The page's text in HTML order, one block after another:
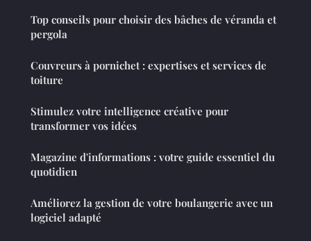
Top conseils pour choisir des bâches de véranda et
pergola
Couvreurs à pornichet : expertises et services de
toiture
Stimulez votre intelligence créative pour
transformer vos idées
Magazine d'informations : votre guide essentiel du
quotidien
Améliorez la gestion de votre boulangerie avec un
logiciel adapté